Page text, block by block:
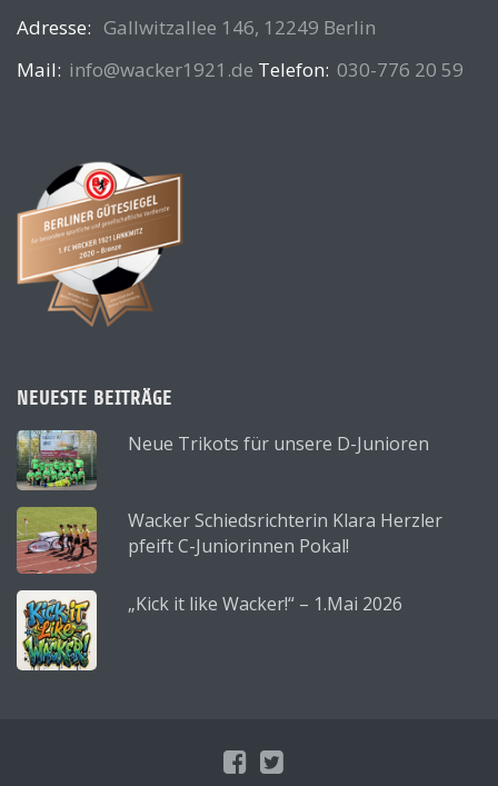
Adresse: Gallwitzallee 146, 12249 Berlin
Mail: info@wacker1921.de Telefon: 030-776 20 59
NEUESTE BEITRÄGE
Neue Trikots für unsere D-Junioren
Wacker Schiedsrichterin Klara Herzler
pfeift C-Juniorinnen Pokal!
„Kick it like Wacker!“ – 1.Mai 2026